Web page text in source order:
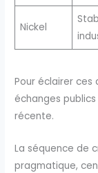
Nickel
Pour éclairer ces
échanges
récente.
La séquence de
pragmatique,